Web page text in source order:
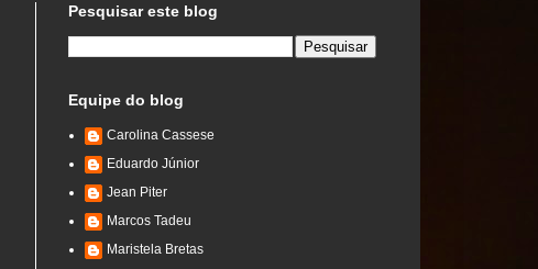
Pesquisar este blog
Equipe do blog
Carolina Cassese
Eduardo Júnior
Jean Piter
Marcos Tadeu
Maristela Bretas